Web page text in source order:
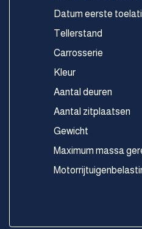
Datum eerste
Tellerstand
Carrosserie
Kleur
Aantal deuren
Aantal zitplaatsen
Gewicht
Maximum massa